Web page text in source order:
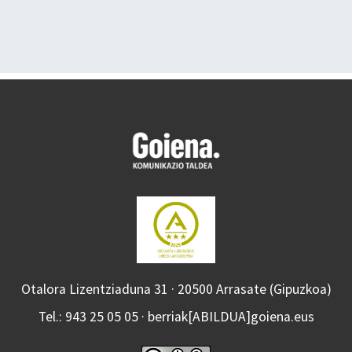
Otalora Lizentziaduna 31 · 20500 Arrasate (Gipuzkoa)
Tel.: 943 25 05 05 · berriak[ABILDUA]goiena.eus